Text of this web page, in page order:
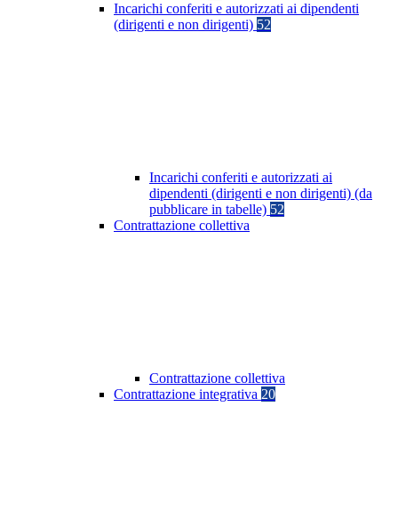
Incarichi conferiti e autorizzati ai dipendenti
(dirigenti e non dirigenti) 52
Incarichi conferiti e autorizzati ai
dipendenti (dirigenti e non dirigenti) (da
pubblicare in tabelle) 52
Contrattazione collettiva
Contrattazione collettiva
Contrattazione integrativa 20